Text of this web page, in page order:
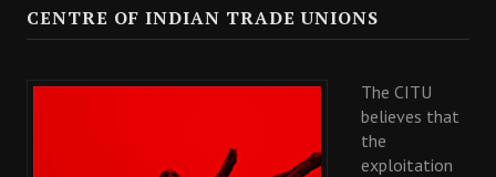
CENTRE OF INDIAN TRADE UNIONS
The CITU
believes that
the
exploitation